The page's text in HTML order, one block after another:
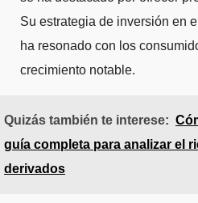
Su estrategia de inversión en
ha resonado con los
crecimiento notable.
Quizás también te interese:
guía completa para analizar el
derivados